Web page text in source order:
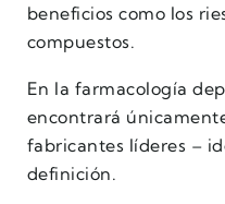
beneficios como los
compuestos.
En la farmacología
encontrará
fabricantes líderes –
definición.